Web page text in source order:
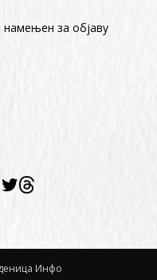
намењен за објaву
TikTokTwitter
Twitter
Инфо